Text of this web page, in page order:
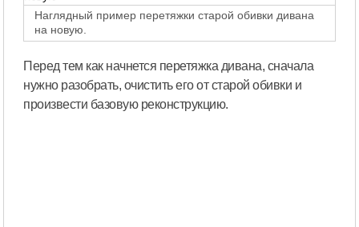
Наглядный пример перетяжки старой обивки дивана
на новую.
Перед тем как начнется перетяжка дивана, сначала
нужно разобрать, очистить его от старой обивки и
произвести базовую реконструкцию.